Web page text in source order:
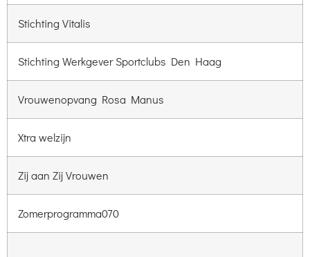
Stichting Vitalis
Stichting Werkgever Sportclubs Den Haag
Vrouwenopvang Rosa Manus
Xtra welzijn
Zij aan Zij Vrouwen
Zomerprogramma070